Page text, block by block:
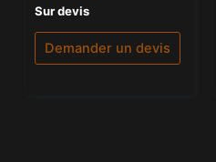
Note
0
sur
Sur devis
Demander un devis